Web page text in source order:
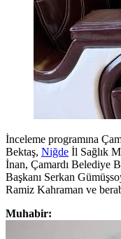
İnceleme programına
Bektaş, Niğde İl Sağlık
İnan, Çamardı Belediye
Başkanı Serkan
Ramiz Kahraman ve
Muhabir: